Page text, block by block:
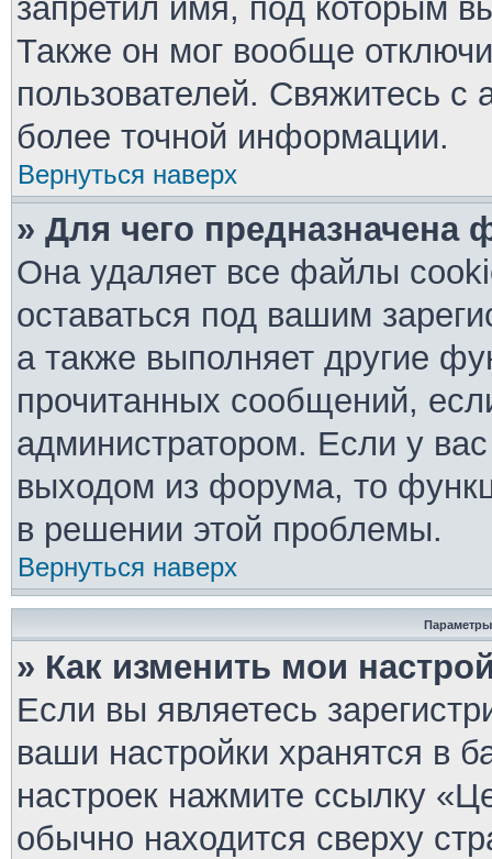
запретил имя, под которым
Также он мог вообще
пользователей. Свяжитесь с
более точной информации.
Вернуться наверх
» Для чего предназначена
Она удаляет все файлы
оставаться под вашим
а также выполняет другие
прочитанных сообщений,
администратором. Если у
выходом из форума, то
в решении этой проблемы.
Вернуться наверх
Параметры
» Как изменить мои
Если вы являетесь
ваши настройки хранятся в
настроек нажмите ссылку
обычно находится сверху